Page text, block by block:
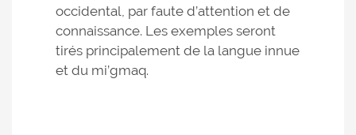
occidental, par faute d’attention et de
connaissance. Les exemples seront
tirés principalement de la langue innue
et du mi’gmaq.